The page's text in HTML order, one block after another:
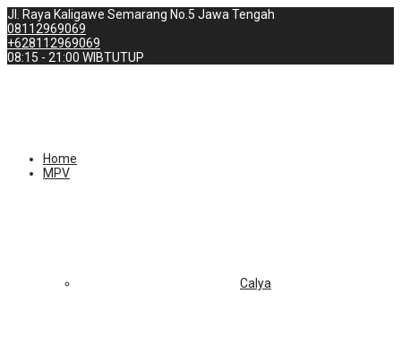
Jl. Raya Kaligawe Semarang No.5 Jawa Tengah
08112969069
+628112969069
08:15 - 21:00 WIBTUTUP
Home
MPV
Calya